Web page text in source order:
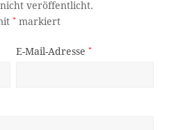
veröffentlicht.
* markiert
E-Mail-Adresse*